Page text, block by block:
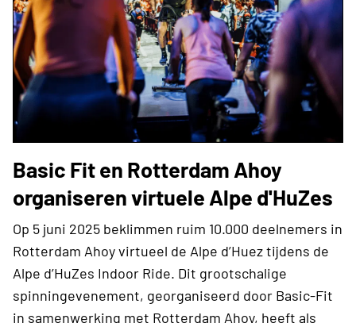
Basic Fit en Rotterdam Ahoy
organiseren virtuele Alpe d'HuZes
Op 5 juni 2025 beklimmen ruim 10.000 deelnemers in
Rotterdam Ahoy virtueel de Alpe d’Huez tijdens de
Alpe d’HuZes Indoor Ride. Dit grootschalige
spinningevenement, georganiseerd door Basic-Fit
in samenwerking met Rotterdam Ahoy, heeft als